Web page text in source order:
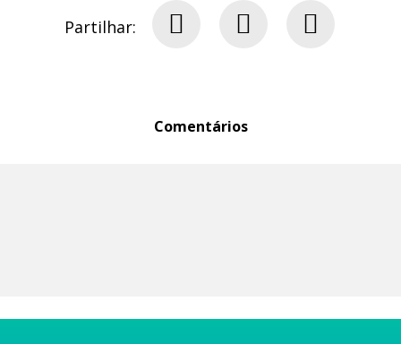
Partilhar:
Comentários